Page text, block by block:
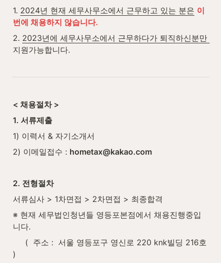
1. 2024년 현재 세무사무소에서 근무하고 있는 분은 이
번에 채용하지 않습니다.
2.
지원가능합니다.
< 채용절차 >
1. 서류제출
1) 이력서 & 자기소개서
2) 이메일접수 : hometax@kakao.com
2. 전형절차
서류심사 > 1차면접 > 2차면접 > 최종합격
※ 현재 세무법인청년들 영등포본점에서 채용진행중입
니다.
)